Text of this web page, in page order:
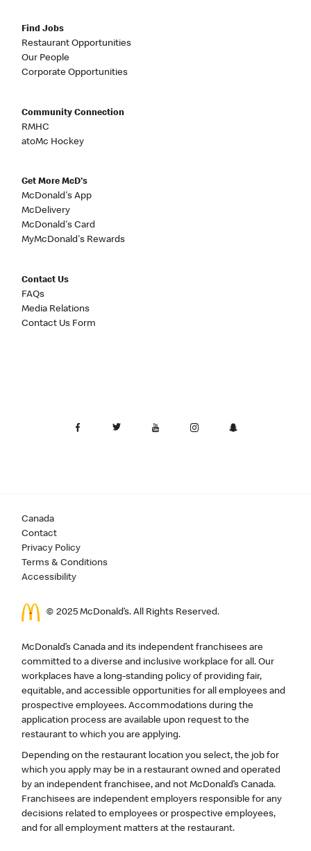
Find Jobs
Restaurant Opportunities
Our People
Corporate Opportunities
Community Connection
RMHC
atoMc Hockey
Get More McD's
McDonald's App
McDelivery
McDonald's Card
MyMcDonald's Rewards
Contact Us
FAQs
Media Relations
Contact Us Form
Canada
Contact
Privacy Policy
Terms & Conditions
Accessibility
© 2025 McDonald’s. All Rights Reserved.
McDonald’s Canada and its independent franchisees are
committed to a diverse and inclusive workplace for all. Our
workplaces have a long-standing policy of providing fair,
equitable, and accessible opportunities for all employees and
prospective employees. Accommodations during the
application process are available upon request to the
restaurant to which you are applying.
Depending on the restaurant location you select, the job for
which you apply may be in a restaurant owned and operated
by an independent franchisee, and not McDonald’s Canada.
Franchisees are independent employers responsible for any
decisions related to employees or prospective employees,
and for all employment matters at the restaurant.